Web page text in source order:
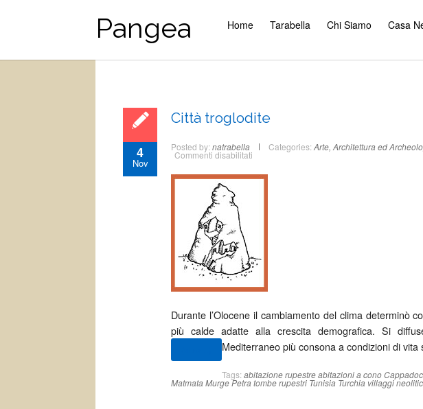
Pangea Home Tarabella Chi Siamo Casa
4
Nov
Città troglodite
Posted by: natrabella Categories: Arte, Architettura ed
Commenti disabilitati su
Durante l’Olocene il cambiamento del clima determinò
più calde adatte alla crescita demografica. Si
Mediterraneo più consona a condizioni di vita
Tags: abitazione rupestreabitazioni a cono
Matmata MurgePetra tombe rupestri Tunisia Turchia villaggi